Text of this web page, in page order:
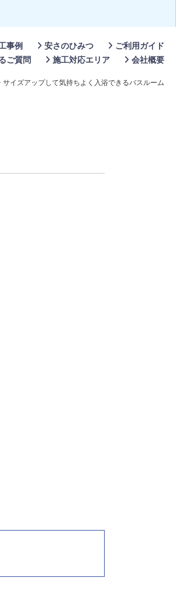
事例 安さのひみつ
ご利用ガイド
ご質問
施工対応エリア 会社概要
サイズアップして気持ちよく入浴できるバスルーム